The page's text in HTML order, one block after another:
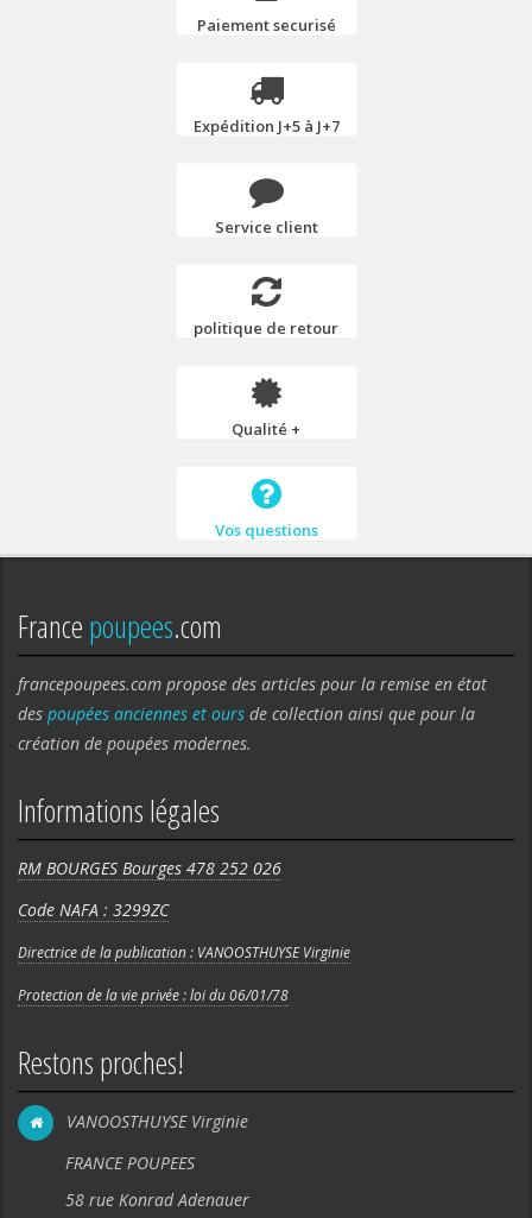
Paiement securisé
Expédition J+5 à J+7
Service client
politique de retour
Qualité +
Vos questions
Francepoupees.com
francepoupees.com propose des articles pour la remise en état
des poupées anciennes et ours de collection ainsi que pour la
création de poupées modernes.
Informations légales
RM BOURGES Bourges 478 252 026
Code NAFA : 3299ZC
Directrice de la publication : VANOOSTHUYSE Virginie
Protection de la vie privée : loi du 06/01/78
Restons proches!
VANOOSTHUYSE Virginie
FRANCE POUPEES
58 rue Konrad Adenauer